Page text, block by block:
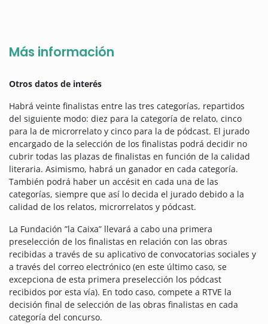
Más información
Otros datos de interés
Habrá veinte finalistas entre las tres categorías, repartidos
del siguiente modo: diez para la categoría de relato, cinco
para la de microrrelato y cinco para la de pódcast. El jurado
encargado de la selección de los finalistas podrá decidir no
cubrir todas las plazas de finalistas en función de la calidad
literaria. Asimismo, habrá un ganador en cada categoría.
También podrá haber un accésit en cada una de las
categorías, siempre que así lo decida el jurado debido a la
calidad de los relatos, microrrelatos y pódcast.
La Fundación ”la Caixa” llevará a cabo una primera
preselección de los finalistas en relación con las obras
recibidas a través de su aplicativo de convocatorias sociales y
a través del correo electrónico (en este último caso, se
excepciona de esta primera preselección los pódcast
recibidos por esta vía). En todo caso, compete a RTVE la
decisión final de selección de las obras finalistas en cada
categoría del concurso.